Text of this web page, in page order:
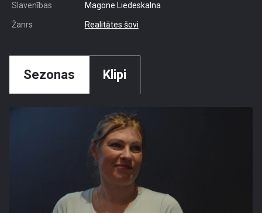
Slavenības Magone Liedeskalna
Žanrs Realitātes šovi
Sezonas Klipi